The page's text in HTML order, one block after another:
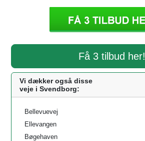
Få 3 tilbud her!
Vi dækker også disse
veje i Svendborg:
Bellevuevej
Ellevangen
Bøgehaven